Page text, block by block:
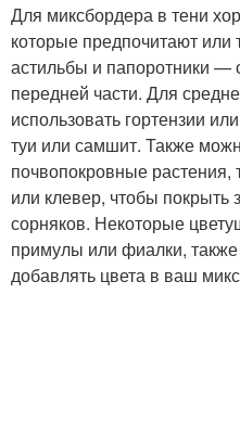
Для миксбордера в тени
которые предпочитают или
астильбы и папоротники —
передней части. Для
использовать гортензии
туи или самшит. Также
почвопокровные растения,
или клевер, чтобы покрыть
сорняков. Некоторые
примулы или фиалки, также
добавлять цвета в ваш